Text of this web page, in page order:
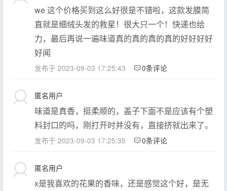
we 这个价格买到这么好很是不错啦，这款发膜简
直就是细绒头发的救星！很大只一个！快递也给
力，最后再说一遍味道真的真的真的真的好好好好
好闻
发布于 2023-09-03 17:25:43 0条评论
匿名用户
味道是真香，挺柔顺的，盖子下面不是应该有个塑
料封口的吗，刚打开时并没有，直接挤就出来了。
发布于 2023-09-03 17:25:35 0条评论
匿名用户
x是我喜欢的花果的香味，还是感觉这个好，是无